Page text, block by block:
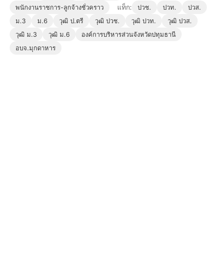
พนักงานราชการ-ลูกจ้างชั่วคราว
แท็ก: ปวช. ปวท.
ปวส.
ม.3
ม.6 วุฒิ ป.ตรี วุฒิ ปวช. วุฒิ ปวท.
วุฒิ ปวส.
วุฒิ ม.3
วุฒิ ม.6
องค์การบริหารส่วนจังหวัดปทุมธานี
อบจ.มุกดาหาร